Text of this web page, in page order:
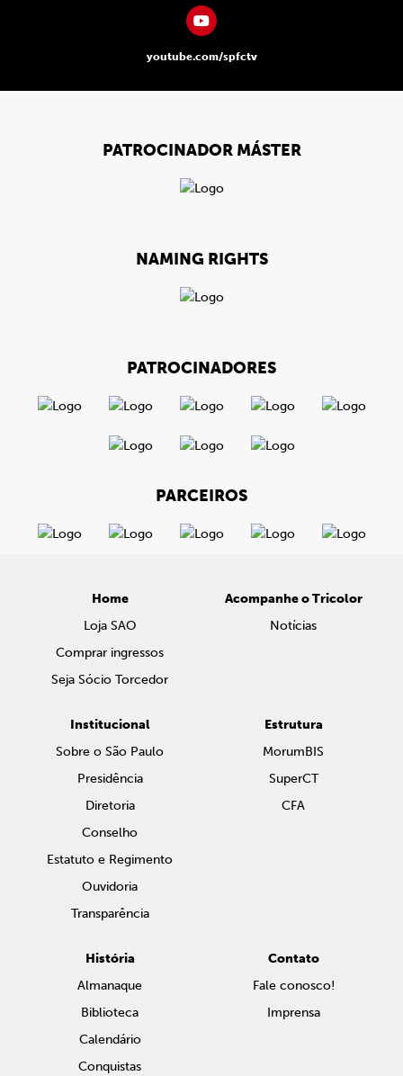
youtube.com/spfctv
PATROCINADOR MÁSTER
NAMING RIGHTS
PATROCINADORES
PARCEIROS
Home
Loja SAO
Comprar ingressos
Seja Sócio Torcedor
Acompanhe o Tricolor
Notícias
Institucional
Sobre o São Paulo
Presidência
Diretoria
Conselho
Estatuto e Regimento
Ouvidoria
Transparência
Estrutura
MorumBIS
SuperCT
CFA
História
Almanaque
Biblioteca
Calendário
Conquistas
Contato
Fale conosco!
Imprensa